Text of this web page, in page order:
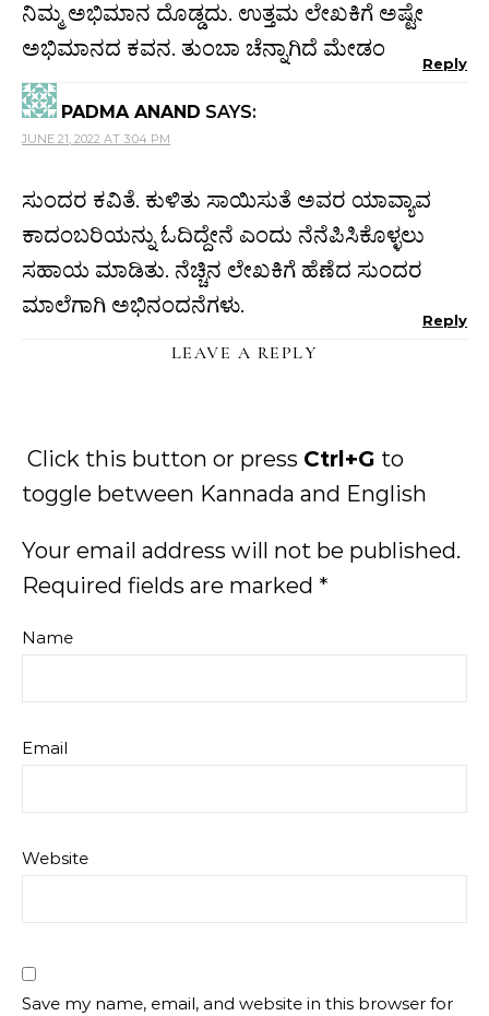
ನಿಮ್ಮ ಅಭಿಮಾನ ದೊಡ್ಡದು. ಉತ್ತಮ ಲೇಖಕಿಗೆ ಅಷ್ಟೇ
ಅಭಿಮಾನದ ಕವನ. ತುಂಬಾ ಚೆನ್ನಾಗಿದೆ ಮೇಡಂ
Reply
PADMA ANAND SAYS:
JUNE 21, 2022 AT 3:04 PM
ಸುಂದರ ಕವಿತೆ. ಕುಳಿತು ಸಾಯಿಸುತೆ ಅವರ ಯಾವ್ಯಾವ
ಕಾದಂಬರಿಯನ್ನು ಓದಿದ್ದೇನೆ ಎಂದು ನೆನೆಪಿಸಿಕೊಳ್ಳಲು
ಸಹಾಯ ಮಾಡಿತು. ನೆಚ್ಚಿನ ಲೇಖಕಿಗೆ ಹೆಣೆದ ಸುಂದರ
ಮಾಲೆಗಾಗಿ ಅಭಿನಂದನೆಗಳು.
Reply
LEAVE A REPLY
Click this button or press Ctrl+G to
toggle between Kannada and English
Your email address will not be published.
Required fields are marked *
Name
Email
Website
Save my name, email, and website in this browser for